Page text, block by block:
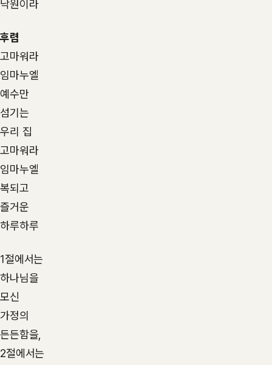
낙원이라
후렴
고마워라
임마누엘
예수만
섬기는
우리 집
고마워라
임마누엘
복되고
즐거운
하루하루
1절에서는
하나님을
모신
가정의
든든함을,
2절에서는